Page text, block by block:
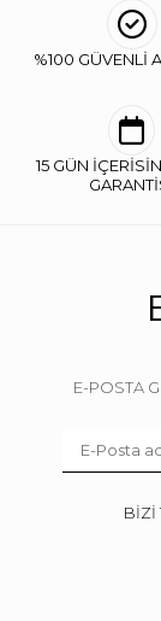
%100 GÜVENLİ
15 GÜN
E-POSTA
BİZİ